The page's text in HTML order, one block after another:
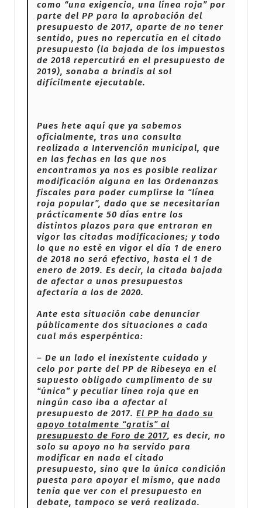
como “una exigencia, una línea roja” por
parte del PP para la aprobación del
presupuesto de 2017, aparte de no tener
sentido, pues no repercutía en el citado
presupuesto (la bajada de los impuestos
de 2018 repercutirá en el presupuesto de
2019), sonaba a brindis al sol
difícilmente ejecutable.
Pues hete aquí que ya sabemos
oficialmente, tras una consulta
realizada a Intervención municipal, que
en las fechas en las que nos
encontramos ya nos es posible realizar
modificación alguna en las Ordenanzas
fiscales para poder cumplirse la “línea
roja popular”, dado que se necesitarían
prácticamente 50 días entre los
distintos plazos para que entraran en
vigor las citadas modificaciones; y todo
lo que no esté en vigor el día 1 de enero
de 2018 no será efectivo, hasta el 1 de
enero de 2019. Es decir, la citada bajada
de afectar a unos presupuestos
afectaría a los de 2020.
Ante esta situación cabe denunciar
públicamente dos situaciones a cada
cual más esperpéntica:
– De un lado el inexistente cuidado y
celo por parte del PP de Ribeseya en el
supuesto obligado cumplimento de su
“única” y peculiar línea roja que en
ningún caso iba a afectar al
presupuesto de 2017. El PP ha dado su
apoyo totalmente “gratis” al
presupuesto de Foro de 2017, es decir, no
solo su apoyo no ha servido para
modificar en nada el citado
presupuesto, sino que la única condición
puesta para apoyar el mismo, que nada
tenía que ver con el presupuesto en
debate, tampoco se verá realizada.